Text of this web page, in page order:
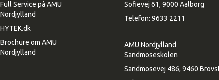
Full Service på AMU
Nordjylland
HYTEK.dk
Brochure om AMU
Nordjylland
Sofievej 61, 9000 Aalborg
Telefon: 9633 2211
AMU Nordjylland
Sandmoseskolen
Sandmosevej 486, 9460